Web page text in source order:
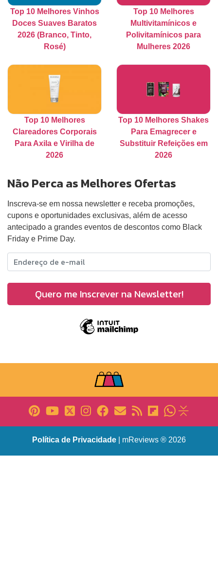
Top 10 Melhores Vinhos
Doces Suaves Baratos
2026 (Branco, Tinto,
Rosé)
Top 10 Melhores
Multivitamínicos e
Polivitamínicos para
Mulheres 2026
Top 10 Melhores
Clareadores Corporais
Para Axila e Virilha de
2026
Top 10 Melhores Shakes
Para Emagrecer e
Substituir Refeições em
2026
Não Perca as Melhores Ofertas
Inscreva-se em nossa newsletter e receba promoções,
cupons e oportunidades exclusivas, além de acesso
antecipado a grandes eventos de descontos como Black
Friday e Prime Day.
Política de Privacidade | mReviews ® 2026